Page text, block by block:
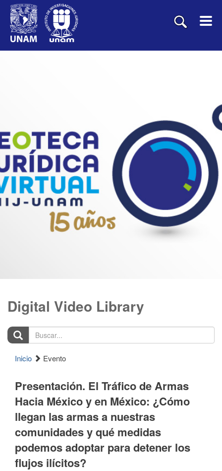
Digital Video Library
Buscar...
Inicio Evento
Presentación. El Tráfico de Armas
Hacia México y en México: ¿Cómo
llegan las armas a nuestras
comunidades y qué medidas
podemos adoptar para detener los
flujos ilícitos?